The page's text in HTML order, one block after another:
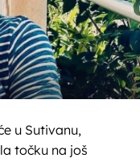
u Sutivanu,
točku na još